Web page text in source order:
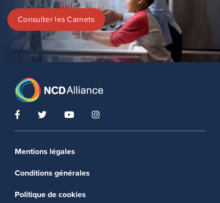
Consulter les Carnets
Footer menu
Mentions légales
Conditions générales
Politique de cookies